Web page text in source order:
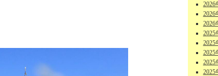
2026
2026
2026
2025
2025
2025
2025
2025